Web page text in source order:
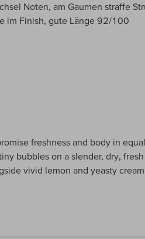
Noten, am Gaumen straffe
im Finish, gute Länge 92/100
freshness and body in
bubbles on a slender, dry,
vivid lemon and yeasty